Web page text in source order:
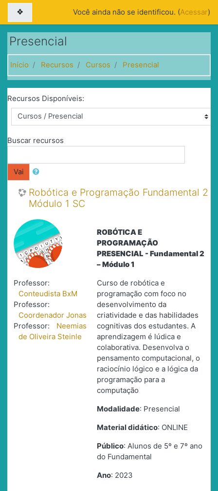
Ir para o conteúdo principal
Você ainda não se identificou. (Acessar)
Presencial
Início Recursos Cursos Presencial
Recursos Disponíveis:
Buscar recursos
Vai
Robótica e Programação Fundamental 2
Módulo 1 SC
ROBÓTICA E
PROGRAMAÇÃO
PRESENCIAL - Fundamental 2
– Módulo 1
Curso de robótica e
programação com foco no
desenvolvimento da
criatividade e das habilidades
cognitivas dos estudantes. A
aprendizagem é lúdica e
colaborativa. Desenvolva o
pensamento computacional, o
raciocínio lógico e a lógica da
programação para a
computação
Modalidade: Presencial
Material didático: ONLINE
Público: Alunos de 5º e 7º ano
do Fundamental
Ano: 2023
Professor:
Conteudista BxM
Professor:
Coordenador Jonas
Professor:
Neemias
de Oliveira Steinle